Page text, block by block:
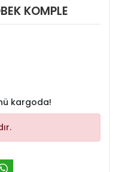
KOMPLE
kargoda!